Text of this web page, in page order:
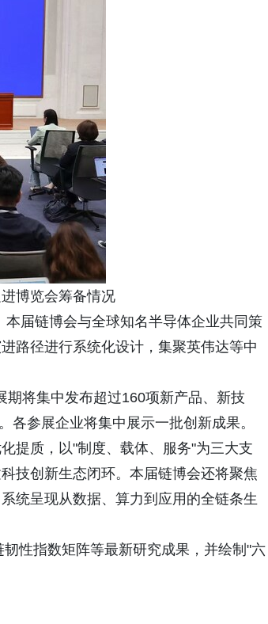
博览会筹备情况
届链博会与全球知名半导体企业共同策
路径进行系统化设计，集聚英伟达等中
将集中发布超过160项新产品、新技
参展企业将集中展示一批创新成果。
提质，以"制度、载体、服务"为三大支
技创新生态闭环。本届链博会还将聚焦
统呈现从数据、算力到应用的全链条生
性指数矩阵等最新研究成果，并绘制"六